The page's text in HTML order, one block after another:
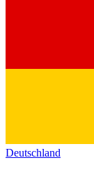
Deutschland